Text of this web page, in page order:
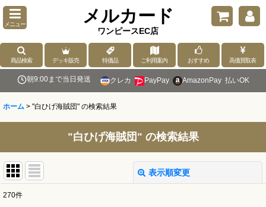
メニュー メルカード
ワンピースEC店
商品検索 デッキ販売 特価品 ご利用案内 おすすめ 高価買取表
朝9:00まで当日発送 クレカ PayPay AmazonPay 払いOK
ホーム > "白ひげ海賊団" の検索結果
"白ひげ海賊団" の検索結果
表示順変更
270件